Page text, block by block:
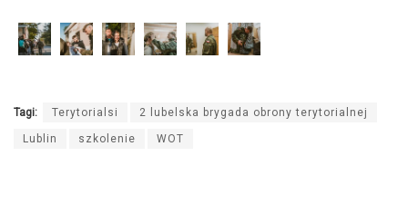
Tagi: Terytorialsi 2 lubelska brygada obrony terytorialnej
Lublin szkolenie WOT